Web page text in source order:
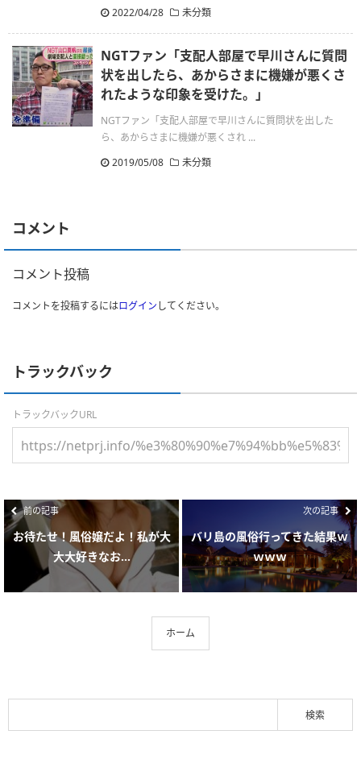
2022/04/28
未分類
NGTファン「支配人部屋で早川さんに質問
状を出したら、あからさまに機嫌が悪くさ
れたような印象を受けた。」
NGTファン「支配人部屋で早川さんに質問状を出した
ら、あからさまに機嫌が悪くされ ...
2019/05/08
未分類
コメント
コメント投稿
コメントを投稿するにはログインしてください。
トラックバック
トラックバックURL
前の記事
お待たせ！風俗嬢だよ！私が大
大大好きなお...
次の記事
バリ島の風俗行ってきた結果ｗ
ｗｗｗ
ホーム